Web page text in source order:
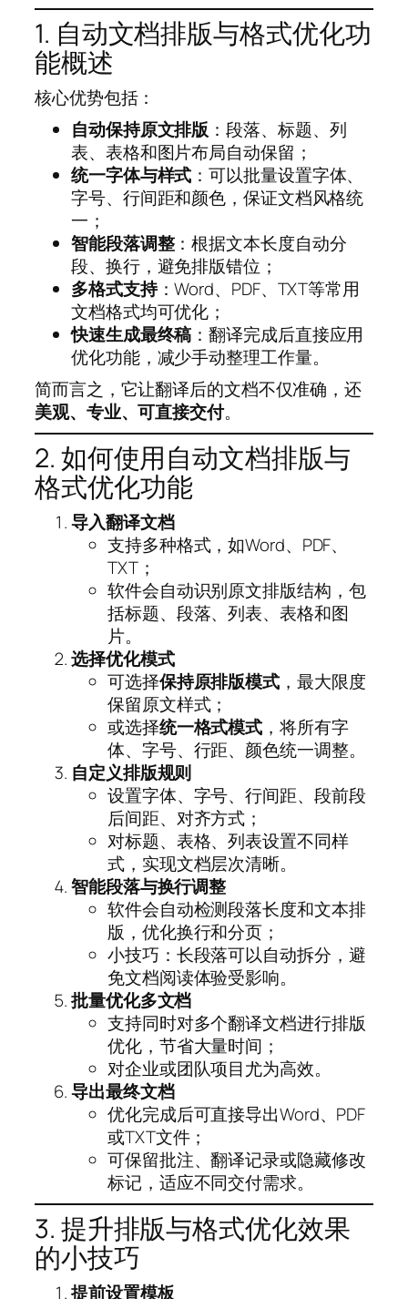
1. 自动文档排版与格式优化功
能概述
核心优势包括：
自动保持原文排版 ：段落、标题、列
表、表格和图片布局自动保留；
统一字体与样式 ：可以批量设置字体、
字号、行间距和颜色，保证文档风格统
一；
智能段落调整：根据文本长度自动分
段、换行，避免排版错位；
多格式支持：Word、PDF、TXT等常用
文档格式均可优化；
快速生成最终稿 ：翻译完成后直接应用
优化功能，减少手动整理工作量。
简而言之，它让翻译后的文档不仅准确，还
美观、专业、可直接交付。
2. 如何使用自动文档排版与
格式优化功能
导入翻译文档
支持多种格式，如Word、PDF、
TXT；
软件会自动识别原文排版结构，包
括标题、段落、列表、表格和图
片。
选择优化模式
可选择保持原排版模式 ，最大限度
保留原文样式；
或选择统一格式模式 ，将所有字
体、字号、行距、颜色统一调整。
自定义排版规则
设置字体、字号、行间距、段前段
后间距、对齐方式；
对标题、表格、列表设置不同样
式，实现文档层次清晰。
智能段落与换行调整
软件会自动检测段落长度和文本排
版，优化换行和分页；
小技巧：长段落可以自动拆分，避
免文档阅读体验受影响。
批量优化多文档
支持同时对多个翻译文档进行排版
优化，节省大量时间；
对企业或团队项目尤为高效。
导出最终文档
优化完成后可直接导出Word、PDF
或TXT文件；
可保留批注、翻译记录或隐藏修改
标记，适应不同交付需求。
3. 提升排版与格式优化效果
的小技巧
提前设置模板